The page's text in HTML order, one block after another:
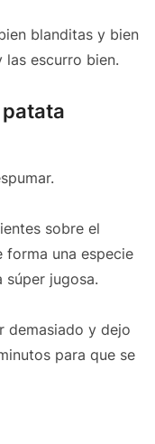
blanditas y bien
escurro bien.
patata
sobre el
forma una especie
jugosa.
demasiado y dejo
para que se